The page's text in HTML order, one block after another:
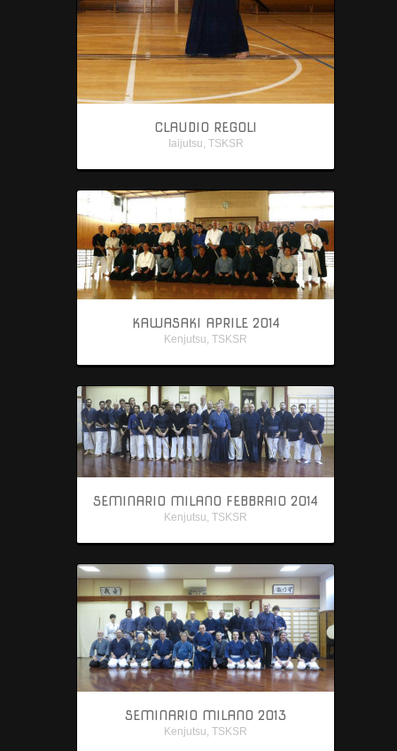
Kenjutsu
CLAUDIO REGOLI
Iaijutsu, TSKSR
KAWASAKI APRILE 2014
Kenjutsu, TSKSR
SEMINARIO MILANO FEBBRAIO 2014
Kenjutsu, TSKSR
SEMINARIO MILANO 2013
Kenjutsu, TSKSR